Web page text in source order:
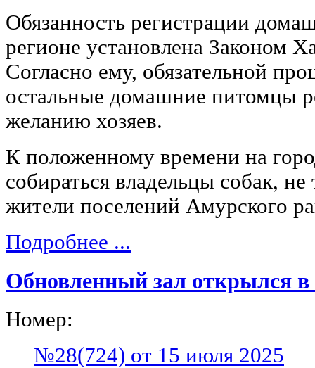
Обязанность регистрации
регионе установлена Законом
Согласно ему, обязательной
остальные домашние питомцы
желанию хозяев.
К положенному времени на
собираться владельцы собак,
жители поселений Амурского
Подробнее ...
Обновленный зал открылся
Номер:
№28(724) от 15 июля 2025